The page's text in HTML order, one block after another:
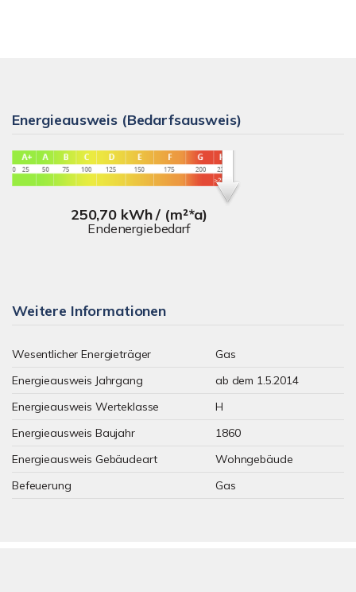
Energieausweis (Bedarfsausweis)
250,70 kWh / (m²*a)
Endenergiebedarf
Weitere Informationen
Wesentlicher Energieträger
Gas
Energieausweis Jahrgang
ab dem 1.5.2014
Energieausweis Werteklasse
H
Energieausweis Baujahr
1860
Energieausweis Gebäudeart
Wohngebäude
Befeuerung
Gas